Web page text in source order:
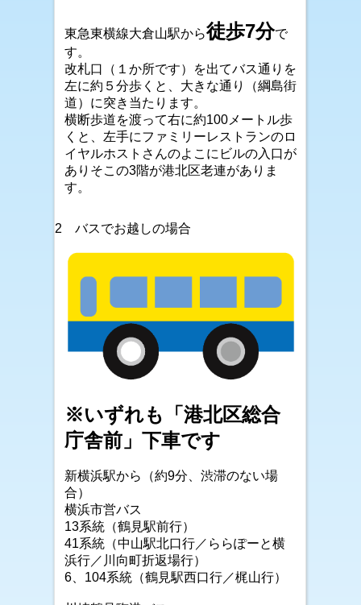
東急東横線大倉山駅から徒歩7分で
す。
改札口（１か所です）を出てバス通りを
左に約５分歩くと、大きな通り（綱島街
道）に突き当たります。
横断歩道を渡って右に約100メートル歩
くと、左手にファミリーレストランのロ
イヤルホストさんのよこにビルの入口が
ありそこの3階が港北区老連がありま
す。
2 バスでお越しの場合
※いずれも「港北区総合
庁舎前」下車です
新横浜駅から（約9分、渋滞のない場
合）
横浜市営バス
13系統（鶴見駅前行）
41系統（中山駅北口行／ららぽーと横
浜行／川向町折返場行）
6、104系統（鶴見駅西口行／梶山行）